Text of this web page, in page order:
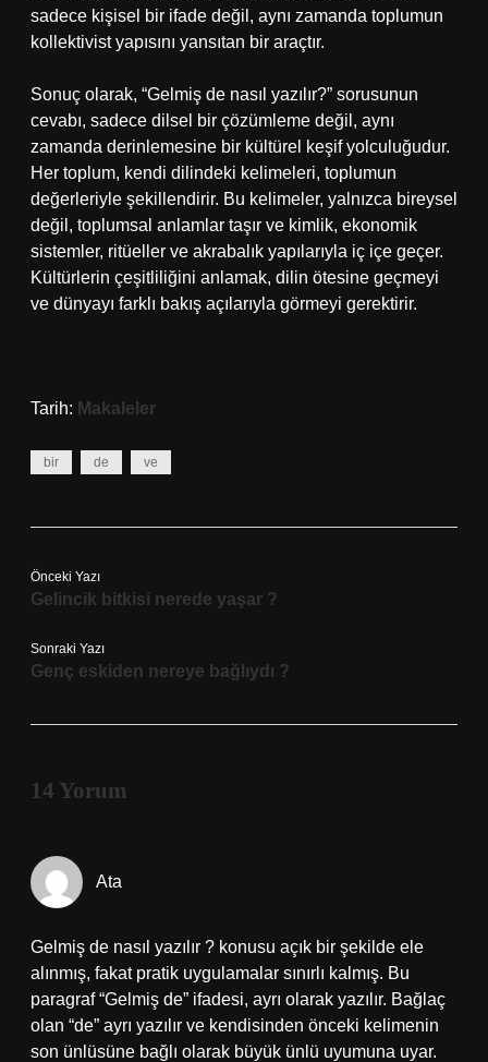
sadece kişisel bir ifade değil, aynı zamanda toplumun
kollektivist yapısını yansıtan bir araçtır.
Sonuç olarak, “Gelmiş de nasıl yazılır?” sorusunun
cevabı, sadece dilsel bir çözümleme değil, aynı
zamanda derinlemesine bir kültürel keşif yolculuğudur.
Her toplum, kendi dilindeki kelimeleri, toplumun
değerleriyle şekillendirir. Bu kelimeler, yalnızca bireysel
değil, toplumsal anlamlar taşır ve kimlik, ekonomik
sistemler, ritüeller ve akrabalık yapılarıyla iç içe geçer.
Kültürlerin çeşitliliğini anlamak, dilin ötesine geçmeyi
ve dünyayı farklı bakış açılarıyla görmeyi gerektirir.
Tarih: Makaleler
bir de ve
Önceki Yazı
Gelincik bitkisi nerede yaşar ?
Sonraki Yazı
Genç eskiden nereye bağlıydı ?
14 Yorum
Ata
Gelmiş de nasıl yazılır ? konusu açık bir şekilde ele
alınmış, fakat pratik uygulamalar sınırlı kalmış. Bu
paragraf “Gelmiş de” ifadesi, ayrı olarak yazılır. Bağlaç
olan “de” ayrı yazılır ve kendisinden önceki kelimenin
son ünlüsüne bağlı olarak büyük ünlü uyumuna uyar.